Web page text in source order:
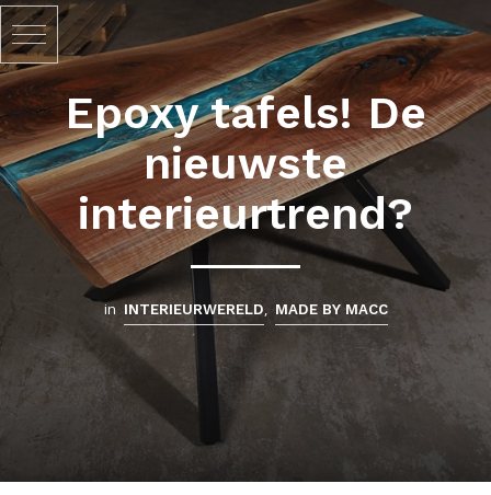
Epoxy tafels! De
nieuwste
interieurtrend?
in INTERIEURWERELD, MADE BY MACC